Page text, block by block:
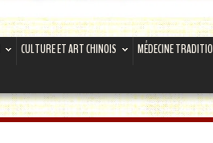
CULTURE ET ART CHINOIS MÉDECINE